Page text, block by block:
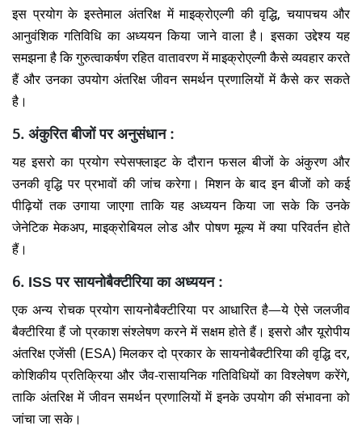
इस प्रयोग के इस्तेमाल अंतरिक्ष में माइक्रोएल्गी की वृद्धि, चयापचय और
आनुवंशिक गतिविधि का अध्ययन किया जाने वाला है। इसका उद्देश्य यह
समझना है कि गुरुत्वाकर्षण रहित वातावरण में माइक्रोएल्गी कैसे व्यवहार करते
हैं और उनका उपयोग अंतरिक्ष जीवन समर्थन प्रणालियों में कैसे कर सकते
है।
5. अंकुरित बीजों पर अनुसंधान :
यह इसरो का प्रयोग स्पेसफ्लाइट के दौरान फसल बीजों के अंकुरण और
उनकी वृद्धि पर प्रभावों की जांच करेगा। मिशन के बाद इन बीजों को कई
पीढ़ियों तक उगाया जाएगा ताकि यह अध्ययन किया जा सके कि उनके
जेनेटिक मेकअप, माइक्रोबियल लोड और पोषण मूल्य में क्या परिवर्तन होते
हैं।
6. ISS पर सायनोबैक्टीरिया का अध्ययन :
एक अन्य रोचक प्रयोग सायनोबैक्टीरिया पर आधारित है—ये ऐसे जलजीव
बैक्टीरिया हैं जो प्रकाश संश्लेषण करने में सक्षम होते हैं। इसरो और यूरोपीय
अंतरिक्ष एजेंसी (ESA) मिलकर दो प्रकार के सायनोबैक्टीरिया की वृद्धि दर,
कोशिकीय प्रतिक्रिया और जैव-रासायनिक गतिविधियों का विश्लेषण करेंगे,
ताकि अंतरिक्ष में जीवन समर्थन प्रणालियों में इनके उपयोग की संभावना को
जांचा जा सके।